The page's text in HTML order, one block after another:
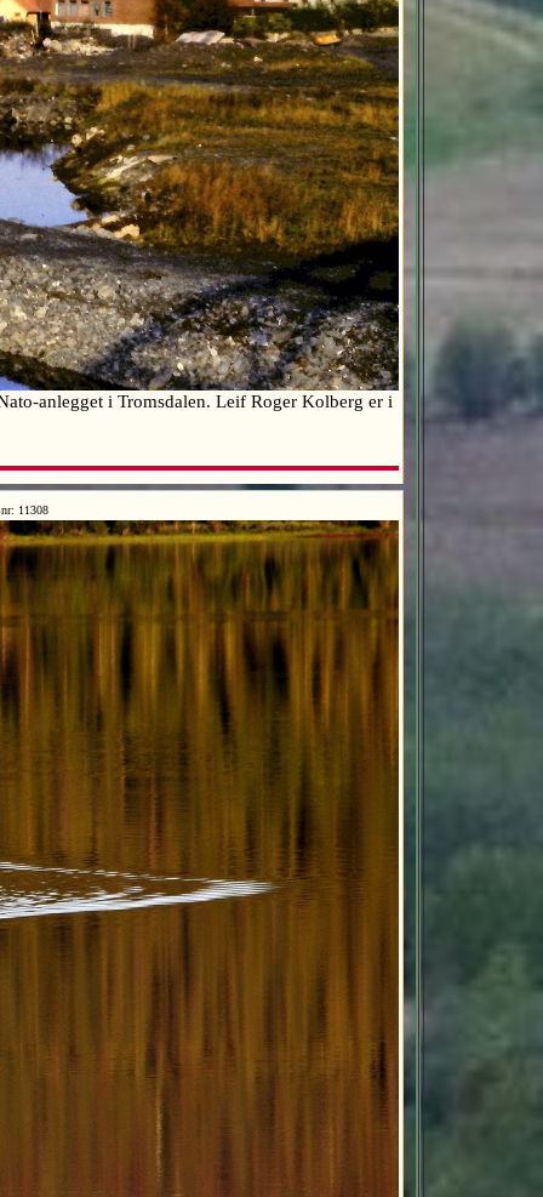
anlegget i Tromsdalen. Leif Roger Kolberg er i
11308